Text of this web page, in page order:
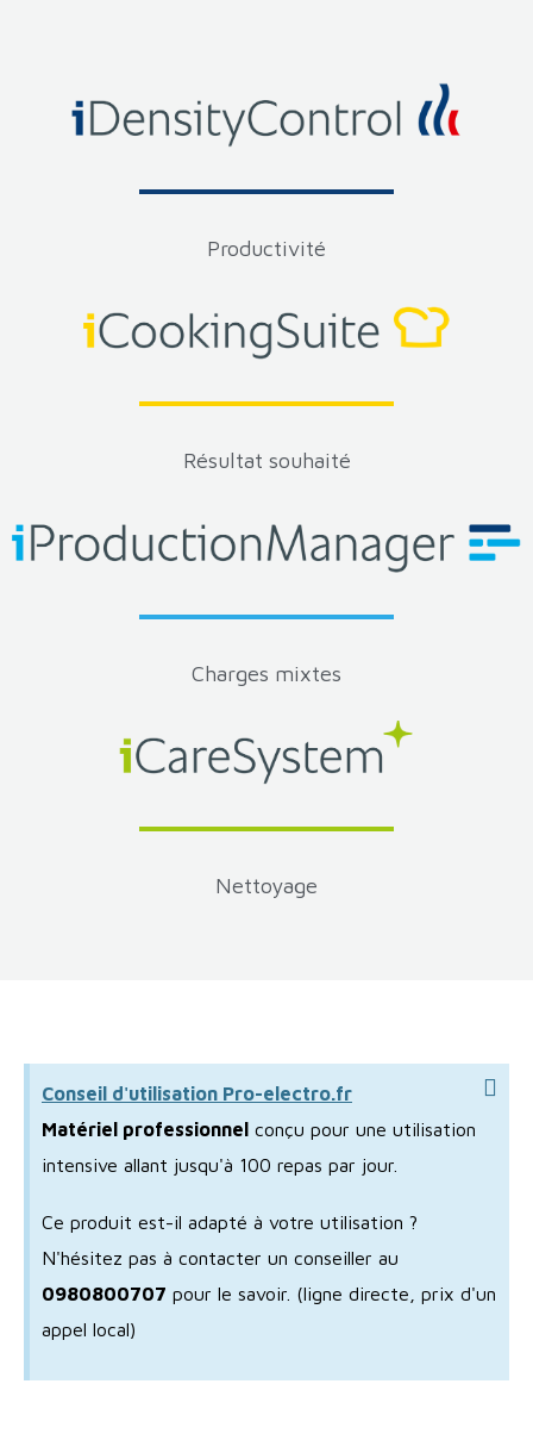
Productivité
Résultat souhaité
Charges mixtes
Nettoyage
Conseil d'utilisation Pro-electro.fr
Matériel professionnel conçu pour une utilisation
intensive allant jusqu'à 100 repas par jour.
Ce produit est-il adapté à votre utilisation ?
N'hésitez pas à contacter un conseiller au
0980800707 pour le savoir. (ligne directe, prix d'un
appel local)